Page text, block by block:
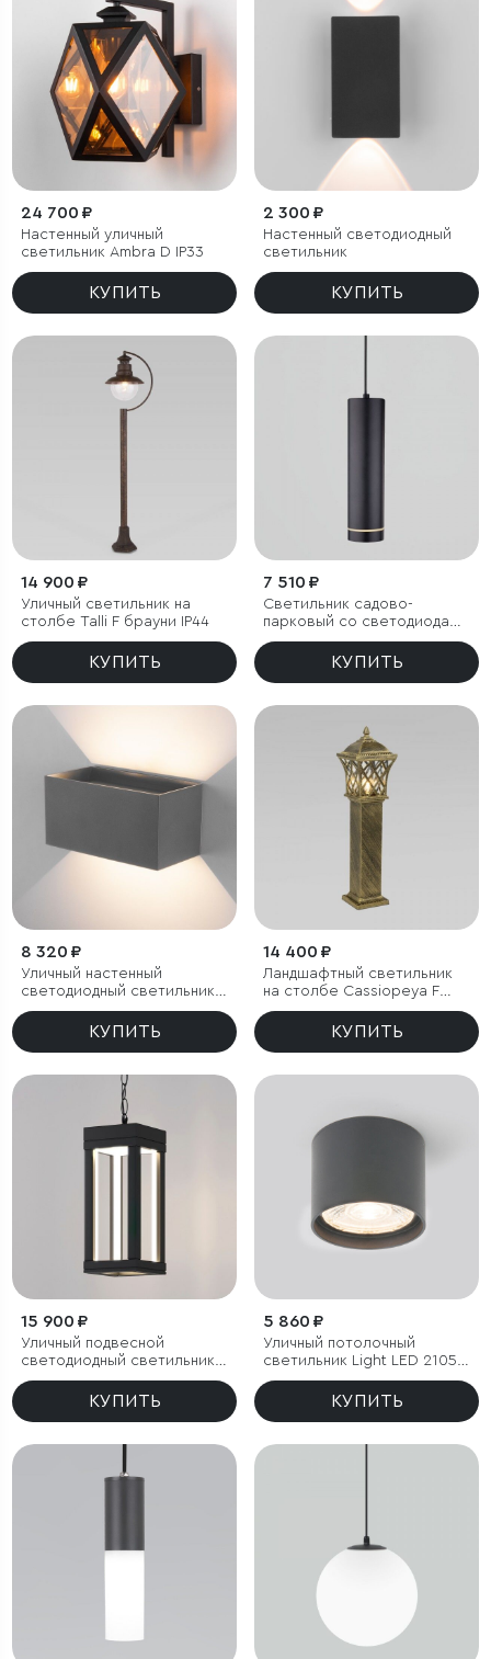
24 700 ₽
Настенный уличный
светильник Ambra D IP33
КУПИТЬ
2 300 ₽
Настенный светодиодный
светильник
КУПИТЬ
14 900 ₽
Уличный светильник на
столбе Talli F брауни IP44
КУПИТЬ
7 510 ₽
Светильник садово-
парковый со светодиодами
DLR023 IP54
КУПИТЬ
8 320 ₽
Уличный настенный
светодиодный светильник с
лучами WINNER DOUBLE
КУПИТЬ
14 400 ₽
Ландшафтный светильник
на столбе Cassiopeya F
черное золото IP44
КУПИТЬ
15 900 ₽
Уличный подвесной
светодиодный светильник
Frame LED IP54
КУПИТЬ
5 860 ₽
Уличный потолочный
светильник Light LED 2105
IP54
КУПИТЬ